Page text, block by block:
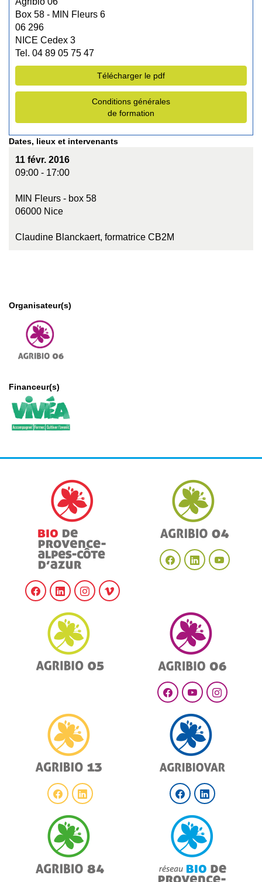
Box 58 - MIN Fleurs 6
06 296
NICE Cedex 3
Tel. 04 89 05 75 47
Télécharger le pdf
Conditions générales
de formation
Dates, lieux et intervenants
11 févr. 2016
09:00 - 17:00
MIN Fleurs - box 58
06000 Nice
Claudine Blanckaert, formatrice CB2M
Organisateur(s)
Financeur(s)